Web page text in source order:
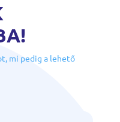
mi pedig a lehető